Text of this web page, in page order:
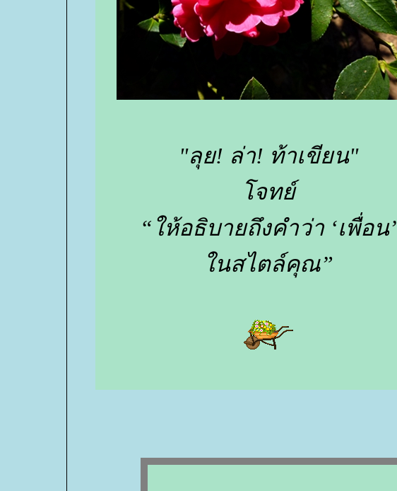
"ลุย! ล่า! ท้าเขียน"
จทย์
“ให้อธิบายถึงคำว่า ‘เพื่อน’
นสไตล์คุณ”